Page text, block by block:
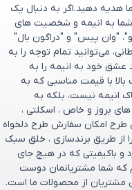
هدیه دهید.اگر به دنبال یک
به انیمه و شخصیت های
"وان پیس" و "دراگون بال"
می‌توانید تمام توجه را به
عشق خود به انیمه را به
با قیمت مناسبی که به
انیمه نیست، بلکه به
بروز و خاص ، اسکلتی ،
طرح امکان سفارش طرح دلخواه
از طریق برندسازی ، خلق سبک
باکیفیتی که در هیچ جای
که شما مشتریانمان دوست
رضایت ما، تحسین مشتریان از محصولات ما است.